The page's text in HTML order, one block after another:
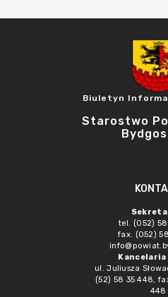
Biuletyn
Starostwo
tel. (052)
fax. (052)
Kancelaria
ul. Juliusza
(52) 58 35 448,
448